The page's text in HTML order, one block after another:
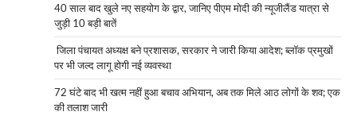
40 साल बाद खुले नए सहयोग के द्वार, जानिए पीएम मोदी की न्यूजीलैंड यात्रा से
जुड़ी 10 बड़ी बातें
जिला पंचायत अध्यक्ष बने प्रशासक, सरकार ने जारी किया आदेश; ब्लॉक प्रमुखों
पर भी जल्द लागू होगी नई व्यवस्था
72 घंटे बाद भी खत्म नहीं हुआ बचाव अभियान, अब तक मिले आठ लोगों के शव; एक
की तलाश जारी